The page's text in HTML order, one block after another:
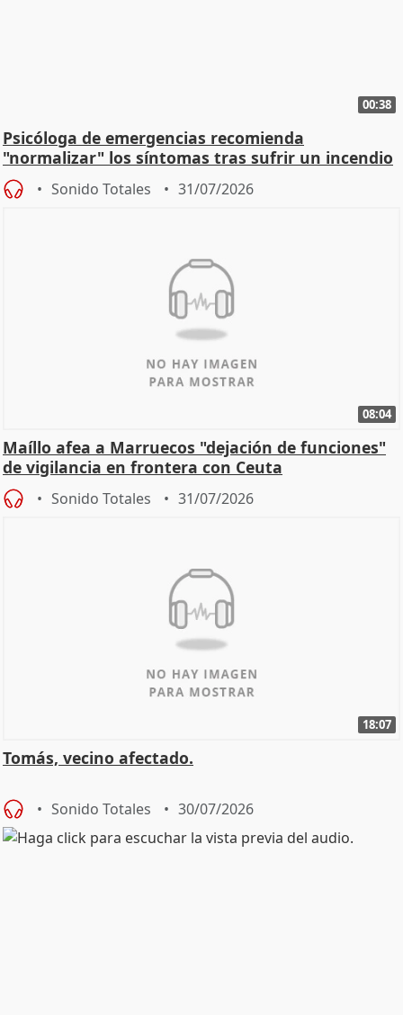
00:38
Psicóloga de emergencias recomienda
"normalizar" los síntomas tras sufrir un incendio
Sonido Totales 31/07/2026
08:04
Maíllo afea a Marruecos "dejación de funciones"
de vigilancia en frontera con Ceuta
Sonido Totales 31/07/2026
18:07
Tomás, vecino afectado.
Sonido Totales 30/07/2026